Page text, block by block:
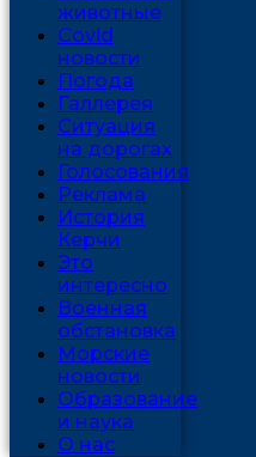
животные
Covid
новости
Погода
Галлерея
Ситуация
на дорогах
Голосования
Реклама
История
Керчи
Это
интересно
Военная
обстановка
Морские
новости
Образование
и наука
О нас